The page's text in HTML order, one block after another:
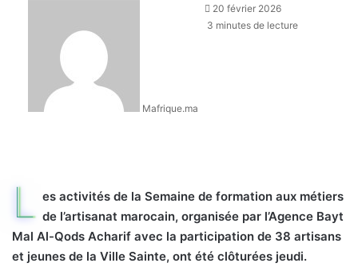
Mafrique.ma
20 février 2026
3 minutes de lecture
L es activités de la Semaine de formation aux métiers
de l’artisanat marocain, organisée par l’Agence Bayt
Mal Al-Qods Acharif avec la participation de 38 artisans
et jeunes de la Ville Sainte, ont été clôturées jeudi.